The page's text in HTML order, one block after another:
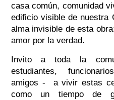
casa común, comunidad
edificio visible de nuestra
alma invisible de esta
amor por la verdad.
Invito a toda la
estudiantes,
amigos - a vivir estas
como un tiempo de